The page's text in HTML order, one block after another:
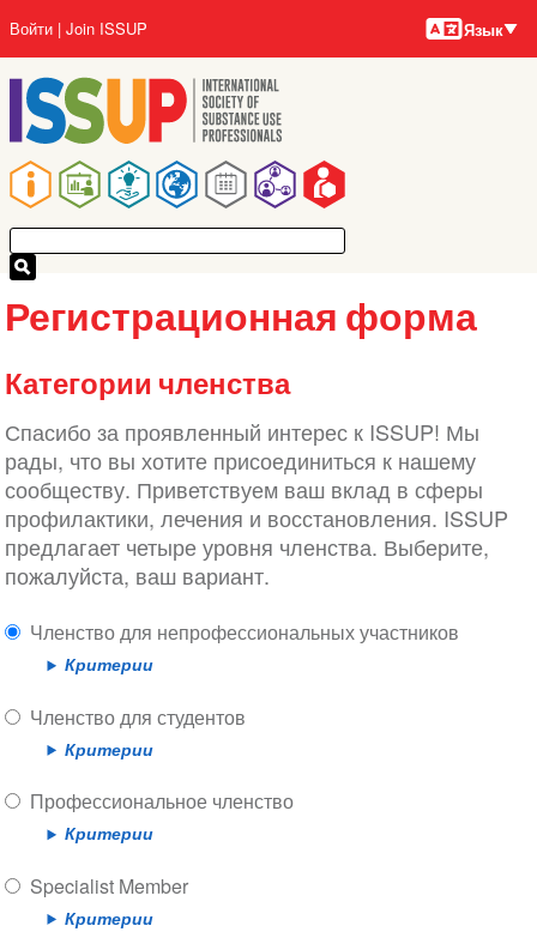
основному
содержанию
Main
navigation
User
account
menu
Войти Join ISSUP Языки
Язык
Регистрационная форма
Категории членства
Спасибо за проявленный интерес к ISSUP! Мы
рады, что вы хотите присоединиться к нашему
сообществу. Приветствуем ваш вклад в сферы
профилактики, лечения и восстановления. ISSUP
предлагает четыре уровня членства. Выберите,
пожалуйста, ваш вариант.
Членство для непрофессиональных участников
Критерии
Членство для студентов
Критерии
Профессиональное членство
Критерии
Specialist Member
Критерии